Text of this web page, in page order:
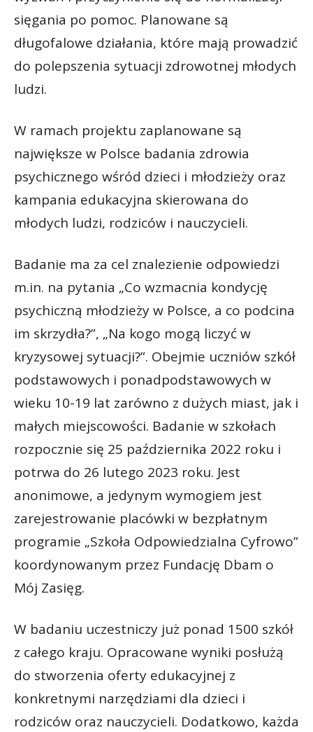
sięgania po pomoc. Planowane są
długofalowe działania, które mają prowadzić
do polepszenia sytuacji zdrowotnej młodych
ludzi.
W ramach projektu zaplanowane są
największe w Polsce badania zdrowia
psychicznego wśród dzieci i młodzieży oraz
kampania edukacyjna skierowana do
młodych ludzi, rodziców i nauczycieli.
Badanie ma za cel znalezienie odpowiedzi
m.in. na pytania „Co wzmacnia kondycję
psychiczną młodzieży w Polsce, a co podcina
im skrzydła?”, „Na kogo mogą liczyć w
kryzysowej sytuacji?”. Obejmie uczniów szkół
podstawowych i ponadpodstawowych w
wieku 10-19 lat zarówno z dużych miast, jak i
małych miejscowości. Badanie w szkołach
rozpocznie się 25 października 2022 roku i
potrwa do 26 lutego 2023 roku. Jest
anonimowe, a jedynym wymogiem jest
zarejestrowanie placówki w bezpłatnym
programie „Szkoła Odpowiedzialna Cyfrowo”
koordynowanym przez Fundację Dbam o
Mój Zasięg.
W badaniu uczestniczy już ponad 1500 szkół
z całego kraju. Opracowane wyniki posłużą
do stworzenia oferty edukacyjnej z
konkretnymi narzędziami dla dzieci i
rodziców oraz nauczycieli. Dodatkowo, każda